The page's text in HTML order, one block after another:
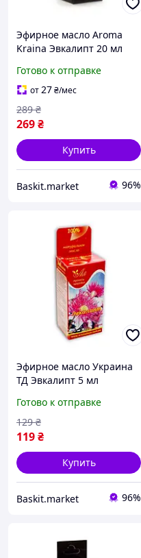
Эфирное масло Aroma
Kraina Эвкалипт 20 мл
Готово к отправке
от27₴/мес
269₴
289 ₴
Купить
Baskit.market 96%
Эфирное масло Украина
ТД Эвкалипт 5 мл
Готово к отправке
119₴
129 ₴
Купить
Baskit.market 96%